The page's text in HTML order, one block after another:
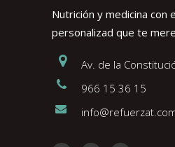
Nutrición y medicina con
personalizad que te
Av. de la
966 15 36 15